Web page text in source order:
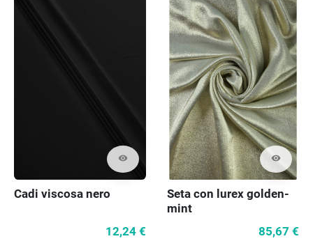
visibility
Cadi viscosa nero
12,24 €
visibility
Seta con lurex golden-
mint
85,67 €